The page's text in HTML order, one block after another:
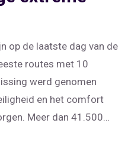
op de laatste dag van de
routes met 10
werd genomen
en het comfort
Meer dan 41.500
de hitte het